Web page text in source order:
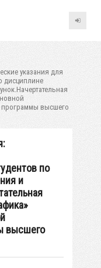
указания для
дисциплине
программы высшего
по
и
высшего